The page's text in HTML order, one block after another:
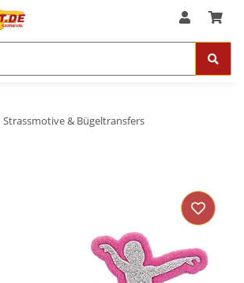
Strassmotive & Bügeltransfers